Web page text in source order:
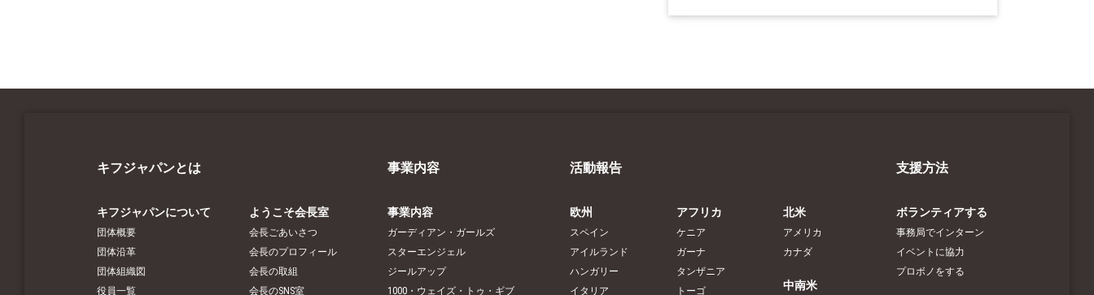
キフジャパンとは
キフジャパンについて
団体概要
団体沿革
団体組織図
役員一覧
ようこそ会長室
会長ごあいさつ
会長のプロフィール
会長の取組
会長のSNS室
事業内容
事業内容
ガーディアン・ガールズ
スターエンジェル
ジールアップ
1000・ウェイズ・トゥ・ギブ
活動報告
欧州
スペイン
アイルランド
ハンガリー
イタリア
アフリカ
ケニア
ガーナ
タンザニア
トーゴ
北米
アメリカ
カナダ
中南米
支援方法
ボランティアする
事務局でインターン
イベントに協力
プロボノをする